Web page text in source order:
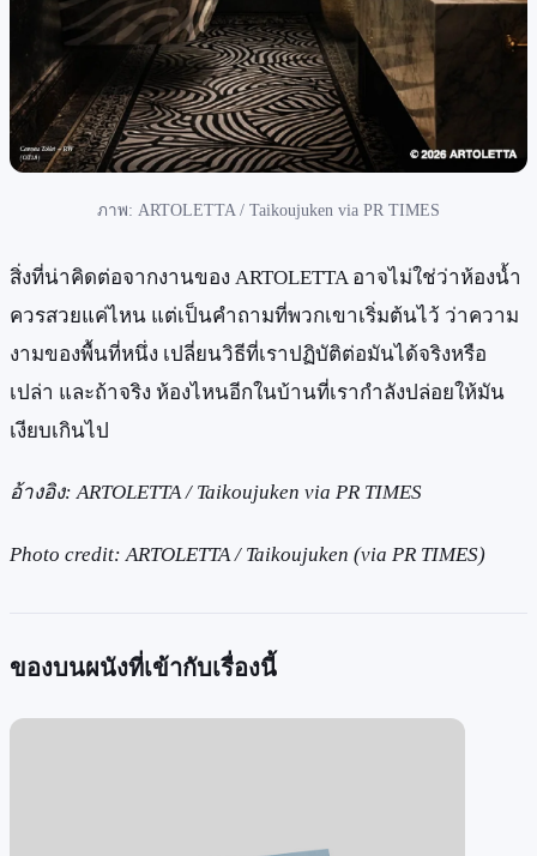
ภาพ: ARTOLETTA / Taikoujuken via PR TIMES
สิ่งที่น่าคิดต่อจากงานของ ARTOLETTA อาจไม่ใช่ว่าห้องน้ำ
ควรสวยแค่ไหน แต่เป็นคำถามที่พวกเขาเริ่มต้นไว้ ว่าความ
งามของพื้นที่หนึ่ง เปลี่ยนวิธีที่เราปฏิบัติต่อมันได้จริงหรือ
เปล่า และถ้าจริง ห้องไหนอีกในบ้านที่เรากำลังปล่อยให้มัน
เงียบเกินไป
อ้างอิง: ARTOLETTA / Taikoujuken via PR TIMES
Photo credit: ARTOLETTA / Taikoujuken (via PR TIMES)
ของบนผนังที่เข้ากับเรื่องนี้